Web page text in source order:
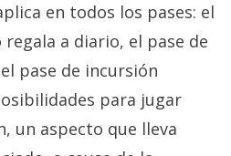
en todos los pases: el
a diario, el pase de
pase de incursión
para jugar
un aspecto que lleva